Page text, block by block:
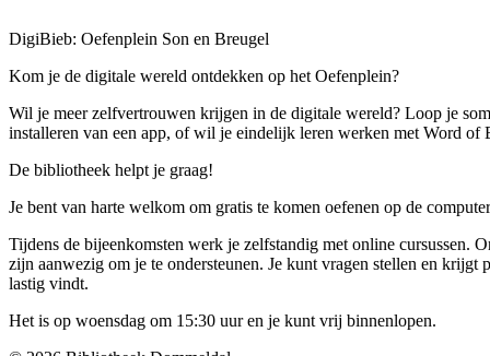
DigiBieb: Oefenplein Son en Breugel
Kom je de digitale wereld ontdekken op het Oefenplein?
Wil je meer zelfvertrouwen krijgen in de digitale wereld? Loop je
installeren van een app, of wil je eindelijk leren werken met Word of
De bibliotheek helpt je graag!
Je bent van harte welkom om gratis te komen oefenen op de
Tijdens de bijeenkomsten werk je zelfstandig met online cursussen.
zijn aanwezig om je te ondersteunen. Je kunt vragen stellen en krijgt
lastig vindt.
Het is op woensdag om 15:30 uur en je kunt vrij binnenlopen.